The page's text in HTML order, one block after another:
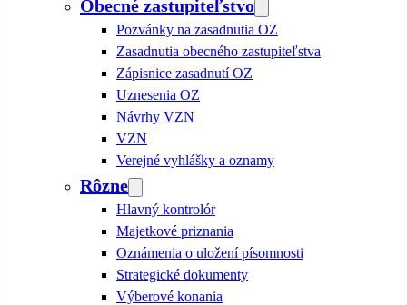
Obecné zastupiteľstvo
Pozvánky na zasadnutia OZ
Zasadnutia obecného zastupiteľstva
Zápisnice zasadnutí OZ
Uznesenia OZ
Návrhy VZN
VZN
Verejné vyhlášky a oznamy
Rôzne
Hlavný kontrolór
Majetkové priznania
Oznámenia o uložení písomnosti
Strategické dokumenty
Výberové konania